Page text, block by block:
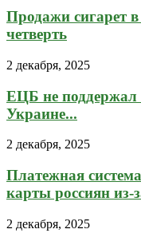
Продажи сигарет
четверть
2 декабря, 2025
ЕЦБ не
Украине...
2 декабря, 2025
Платежная
карты россиян из-
2 декабря, 2025